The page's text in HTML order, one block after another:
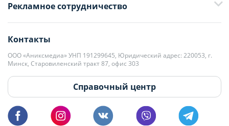
+375 33 376-13-70
editor@domovita.by
Мы принимаем звонки и отвечаем на письма в будние дни с 9:00 до
18:00.
Рекламное сотрудничество
kb@domovita.by
+375 29 179-11-28 Владислав Гладченко
vg@domovita.by
Пишите и звоните нам в будние дни с 8:00 до 20:00.
Контакты
ООО «Аниксмедиа» УНП 191299645, Юридический адрес: 220053, г.
Минск, Старовиленский тракт 87, офис 303
Справочный центр